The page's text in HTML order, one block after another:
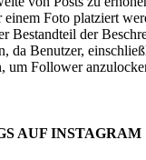
einem Foto platziert
Bestandteil der
da Benutzer,
um Follower
AUF INSTAGRAM